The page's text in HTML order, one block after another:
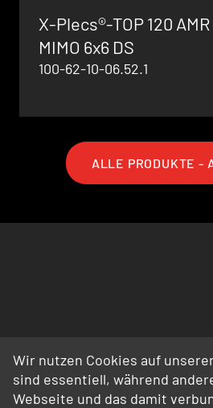
X-Plecs®-TOP 120
MIMO 6x6 DS
100-62-10-06.52.1
ALLE PRODUKTE -
Wir nutzen Cookies auf
sind essentiell, während
Webseite und das damit